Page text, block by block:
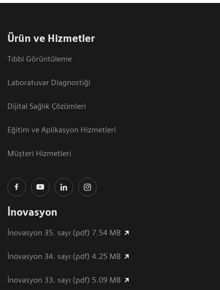
Ürün ve Hizmetler
Tıbbi Görüntüleme
Laboratuvar Diagnostiği
Dijital Sağlık Çözümleri
Eğitim ve Aplikasyon Hizmetleri
Müşteri Hizmetleri
İnovasyon
İnovasyon 35. sayı (pdf) 7.54 MB
İnovasyon 34. sayı (pdf) 4.25 MB
İnovasyon 33. sayı (pdf) 5.09 MB